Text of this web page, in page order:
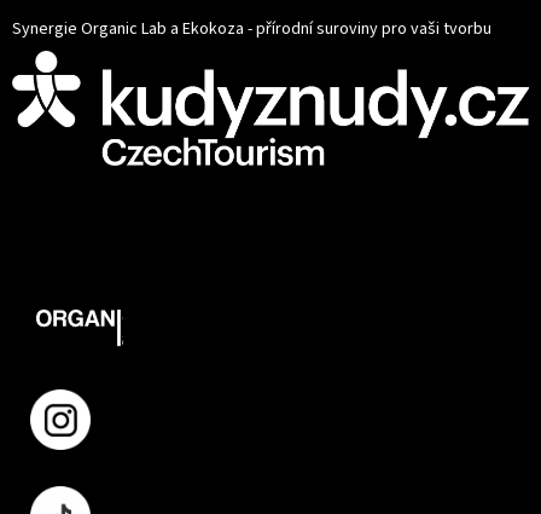
Synergie Organic Lab a Ekokoza - přírodní suroviny pro vaši tvorbu